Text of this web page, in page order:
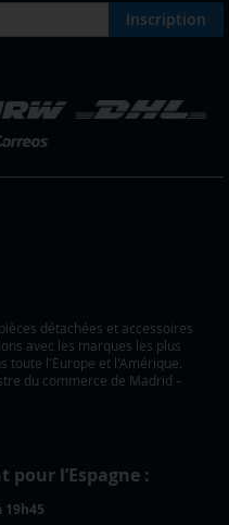
Inscription
détachées et accessoires
avec les marques les plus
toute l'Europe et l'Amérique.
du commerce de Madrid –
pour l’Espagne :
19h45